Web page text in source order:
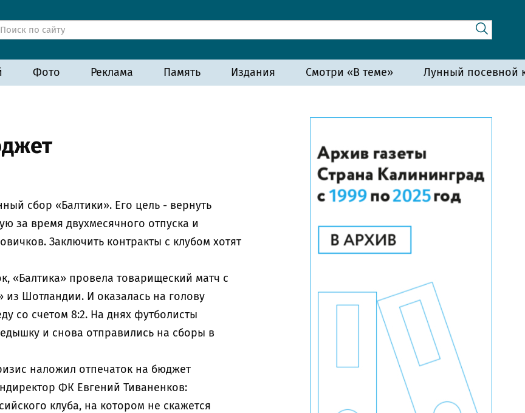
Фото Реклама Память Издания Смотри «В теме» Лунный посевной
сбор «Балтики». Его цель - вернуть
за время двухмесячного отпуска и
Заключить контракты с клубом хотят
«Балтика» провела товарищеский матч с
Шотландии. И оказалась на голову
со счетом 8:2. На днях футболисты
и снова отправились на сборы в
наложил отпечаток на бюджет
ФК Евгений Тиваненков:
клуба, на котором не скажется